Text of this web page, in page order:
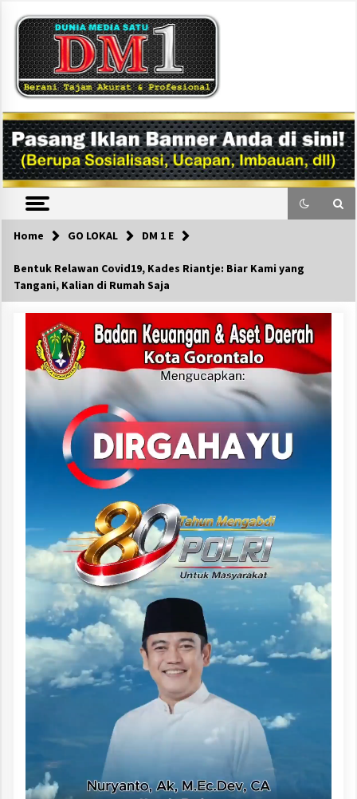
content
DM1
Home GO LOKAL DM 1 E
Bentuk Relawan Covid19, Kades Riantje: Biar Kami yang
Tangani, Kalian di Rumah Saja